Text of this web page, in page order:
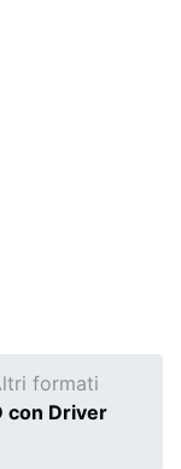
formati
con Driver